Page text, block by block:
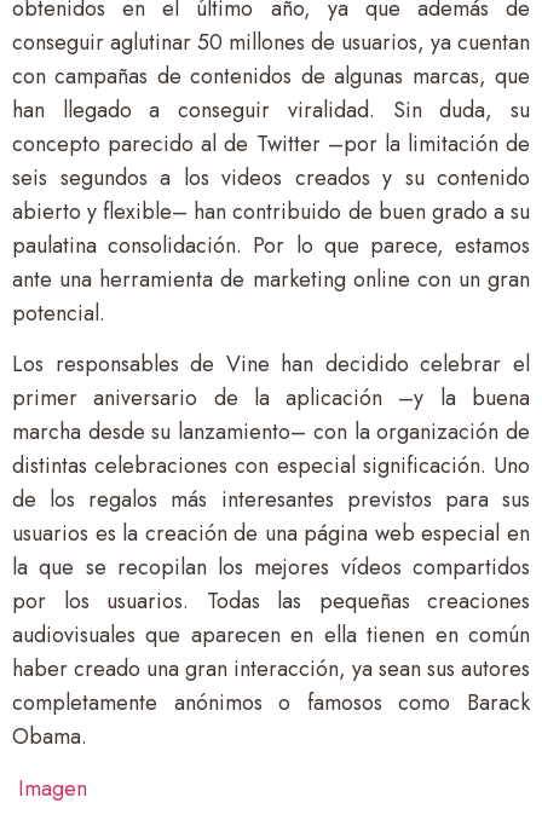
obtenidos en el último año, ya que además de
conseguir aglutinar 50 millones de usuarios, ya cuentan
con campañas de contenidos de algunas marcas, que
han llegado a conseguir viralidad. Sin duda, su
concepto parecido al de Twitter –por la limitación de
seis segundos a los videos creados y su contenido
abierto y flexible– han contribuido de buen grado a su
paulatina consolidación. Por lo que parece, estamos
ante una herramienta de marketing online con un gran
potencial.
Los responsables de Vine han decidido celebrar el
primer aniversario de la aplicación –y la buena
marcha desde su lanzamiento– con la organización de
distintas celebraciones con especial significación. Uno
de los regalos más interesantes previstos para sus
usuarios es la creación de una página web especial en
la que se recopilan los mejores vídeos compartidos
por los usuarios. Todas las pequeñas creaciones
audiovisuales que aparecen en ella tienen en común
haber creado una gran interacción, ya sean sus autores
completamente anónimos o famosos como Barack
Obama.
Imagen